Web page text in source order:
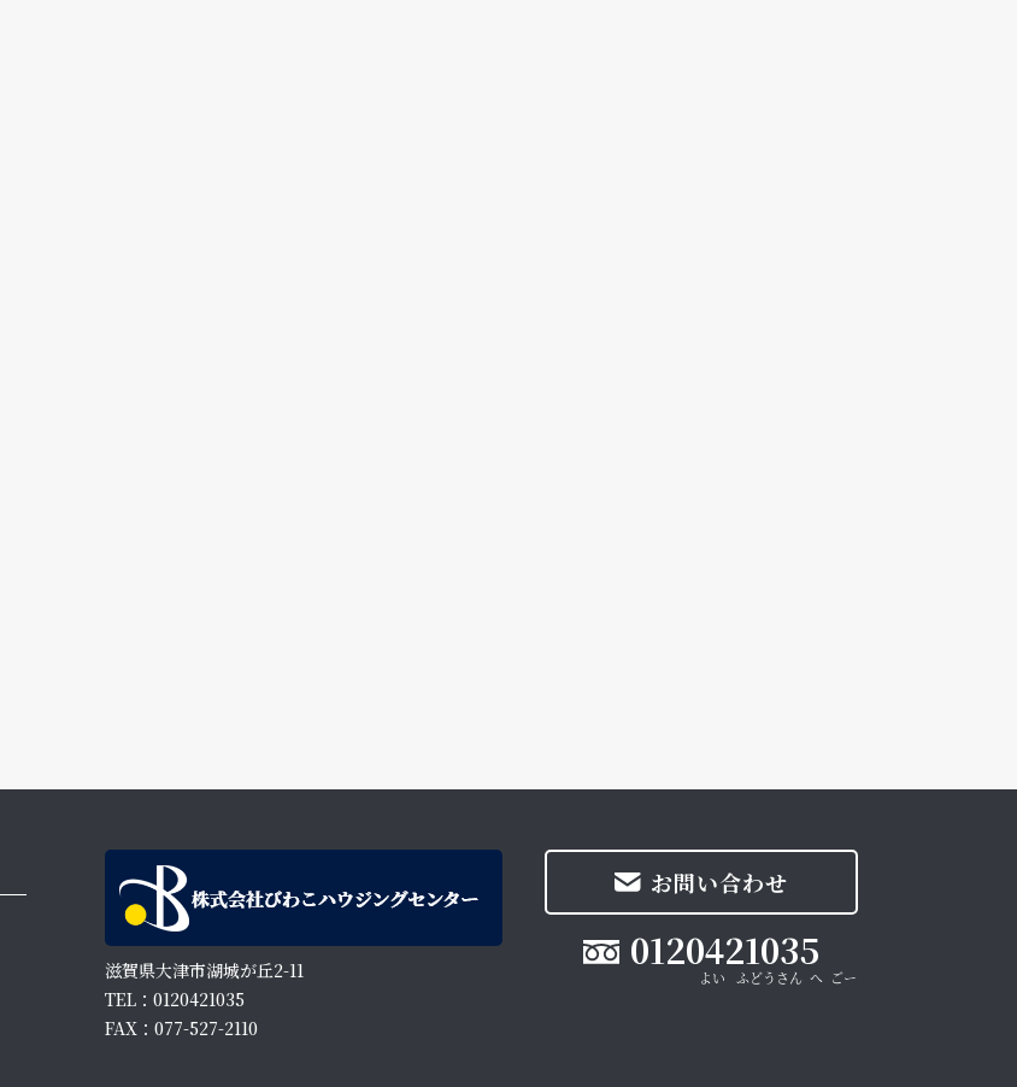
滋賀県大津市湖城が丘2-11
TEL：0120421035
FAX：077-527-2110
お問い合わせ
0120421035